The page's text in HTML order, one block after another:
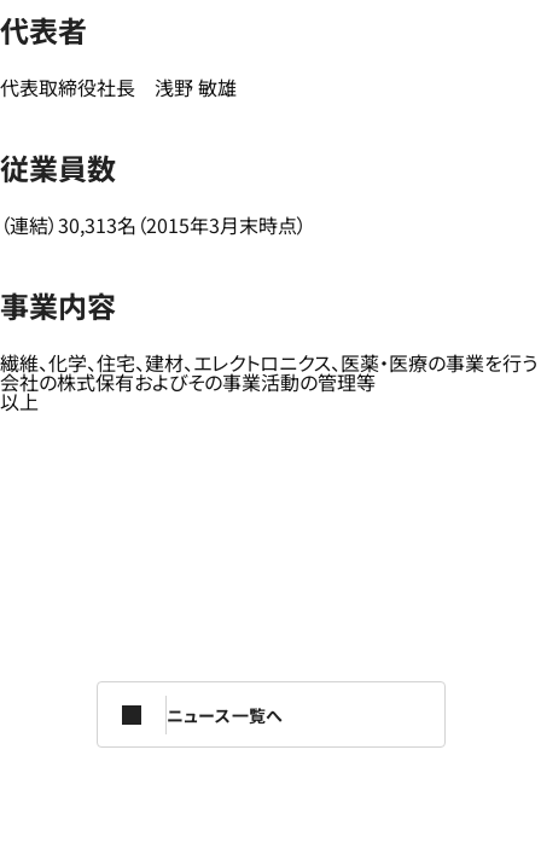
代表者
代表取締役社長 浅野 敏雄
従業員数
（連結）30,313名（2015年3月末時点）
事業内容
繊維、化学、住宅、建材、エレクトロニクス、医薬・医療の事業を行う
会社の株式保有およびその事業活動の管理等
以上
ニュース一覧へ